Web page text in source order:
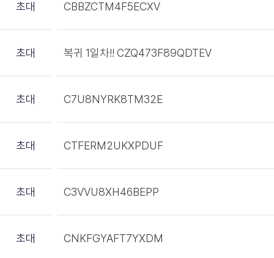
초대 CBBZCTM4F5ECXV
초대 복귀 1일차!! CZQ473F89QDTEV
초대 C7U8NYRK8TM32E
초대 CTFERM2UKXPDUF
초대 C3VVU8XH46BEPP
초대 CNKFGYAFT7YXDM